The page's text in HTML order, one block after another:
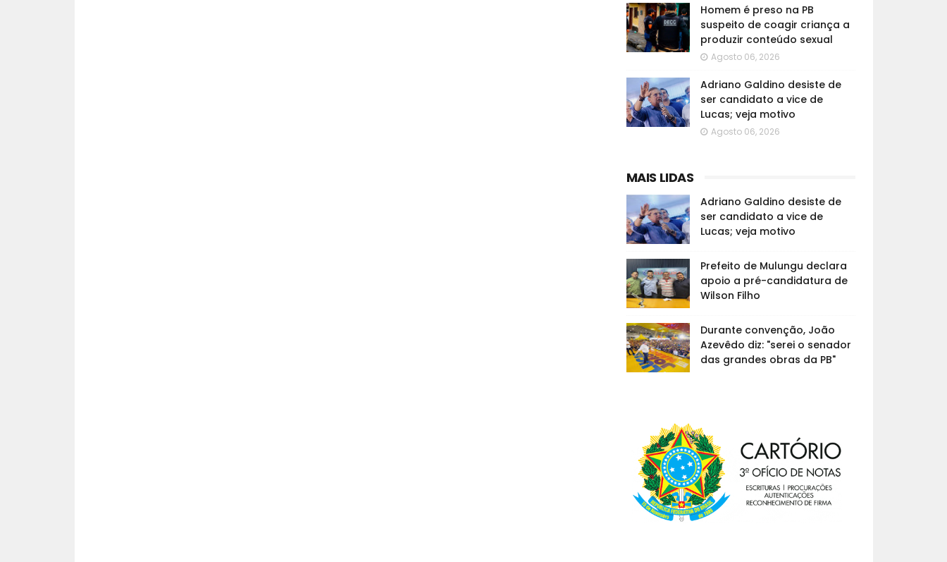
Homem é preso na PB
suspeito de coagir criança a
produzir conteúdo sexual
Agosto 06, 2026
Adriano Galdino desiste de
ser candidato a vice de
Lucas; veja motivo
Agosto 06, 2026
MAIS LIDAS
Adriano Galdino desiste de
ser candidato a vice de
Lucas; veja motivo
Prefeito de Mulungu declara
apoio a pré-candidatura de
Wilson Filho
Durante convenção, João
Azevêdo diz: "serei o senador
das grandes obras da PB"